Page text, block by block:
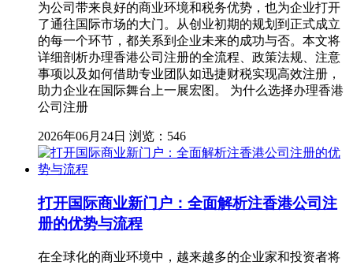
为公司带来良好的商业环境和税务优势，也为企业打开
了通往国际市场的大门。从创业初期的规划到正式成立
的每一个环节，都关系到企业未来的成功与否。本文将
详细剖析办理香港公司注册的全流程、政策法规、注意
事项以及如何借助专业团队如迅捷财税实现高效注册，
助力企业在国际舞台上一展宏图。 为什么选择办理香港
公司注册
2026年06月24日 浏览：546
打开国际商业新门户：全面解析注香港公司注
册的优势与流程
在全球化的商业环境中，越来越多的企业家和投资者将